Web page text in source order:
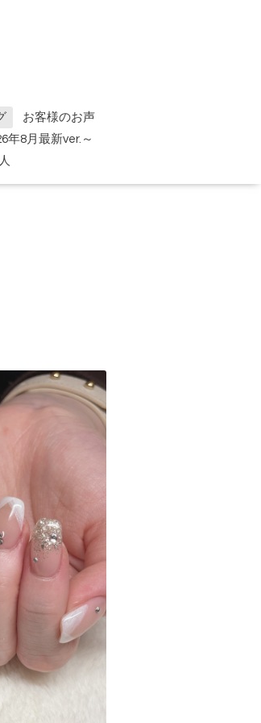
お客様のお声
年8月最新ver.～